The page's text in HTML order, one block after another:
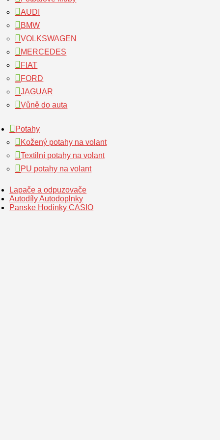
AUDI
BMW
VOLKSWAGEN
MERCEDES
FIAT
FORD
JAGUAR
Vůně do auta
Potahy
Kožený potahy na volant
Textilní potahy na volant
PU potahy na volant
Lapače a odpuzovače
Autodíly Autodoplnky
Panske Hodinky CASIO